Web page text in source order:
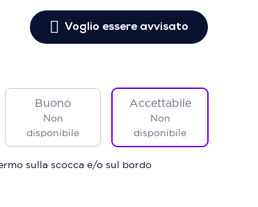
Voglio essere avvisato
Buono
Non
disponibile
Accettabile
Non
disponibile
sulla scocca e/o sul bordo